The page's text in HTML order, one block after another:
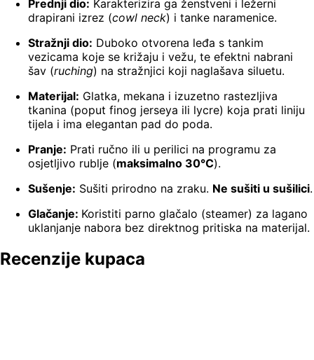
Prednji dio: Karakterizira ga ženstveni i ležerni
drapirani izrez (cowl neck) i tanke naramenice.
Stražnji dio: Duboko otvorena leđa s tankim
vezicama koje se križaju i vežu, te efektni nabrani
šav (ruching) na stražnjici koji naglašava siluetu.
Materijal: Glatka, mekana i izuzetno rastezljiva
tkanina (poput finog jerseya ili lycre) koja prati liniju
tijela i ima elegantan pad do poda.
Pranje: Prati ručno ili u perilici na programu za
osjetljivo rublje (maksimalno 30°C).
Sušenje: Sušiti prirodno na zraku. Ne sušiti u sušilici.
Glačanje: Koristiti parno glačalo (steamer) za lagano
uklanjanje nabora bez direktnog pritiska na materijal.
Recenzije kupaca